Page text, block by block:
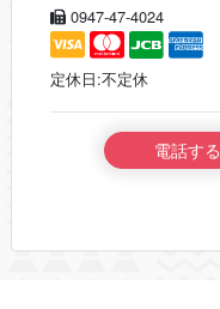
0947-47-4024
定休日:不定休
電話する